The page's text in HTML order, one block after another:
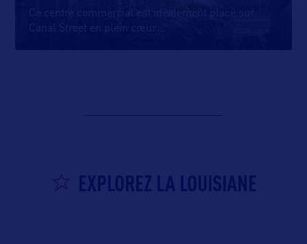
Ce centre commercial est idéalement placé sur
Canal Street en plein cœur
EXPLOREZ LA LOUISIANE